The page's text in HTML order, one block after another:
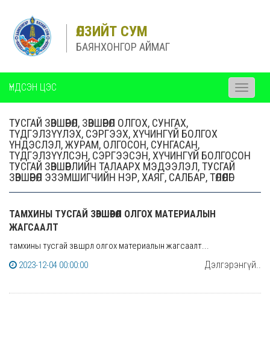
ӨЛЗИЙТ СУМ
БАЯНХОНГОР АЙМАГ
ҮНДСЭН ЦЭС
Toggle
ТУСГАЙ ЗӨВШӨӨРӨЛ, ЗӨВШӨӨРӨЛ ОЛГОХ, СУНГАХ,
ТҮДГЭЛЗҮҮЛЭХ, СЭРГЭЭХ, ХҮЧИНГҮЙ БОЛГОХ
ҮНДЭСЛЭЛ, ЖУРАМ, ОЛГОСОН, СУНГАСАН,
ТҮДГЭЛЗҮҮЛСЭН, СЭРГЭЭСЭН, ХҮЧИНГҮЙ БОЛГОСОН
ТУСГАЙ ЗӨВШӨӨРЛИЙН ТАЛААРХ МЭДЭЭЛЭЛ, ТУСГАЙ
ЗӨВШӨӨРӨЛ ЭЗЭМШИГЧИЙН НЭР, ХАЯГ, САЛБАР, ТӨЛӨӨЛӨГ
ТАМХИНЫ ТУСГАЙ ЗӨВШӨӨРӨЛ ОЛГОХ МАТЕРИАЛЫН
ЖАГСААЛТ
тамхины тусгай зөвшөөрөл олгох материалын жагсаалт...
2023-12-04 00:00:00
Дэлгэрэнгүй..